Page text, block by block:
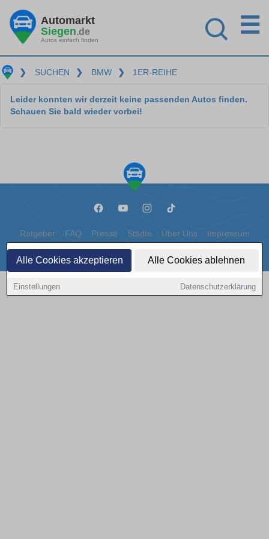
Alle Cookies akzeptieren Alle Cookies ablehnen
Einstellungen Datenschutzerklärung
Automarkt
Siegen.de
Autos einfach finden
☰
❯ SUCHEN ❯ BMW ❯ 1ER-REIHE
Leider konnten wir derzeit keine passenden Autos finden.
Schauen Sie bald wieder vorbei!
Ratgeber FAQ Presse Städte Über Uns Impressum
Datenschutz Cookies
Copyright © 2000 - 2026 | 1A Infosysteme GmbH | Content by: 1a-sites-autos